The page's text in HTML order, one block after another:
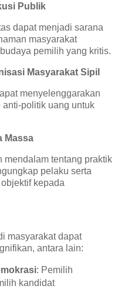
Publik
dapat menjadi sarana
masyarakat
pemilih yang kritis.
Masyarakat Sipil
menyelenggarakan
politik uang untuk
Massa
mendalam tentang praktik
pelaku serta
kepada
masyarakat dapat
antara lain:
: Pemilih
kandidat